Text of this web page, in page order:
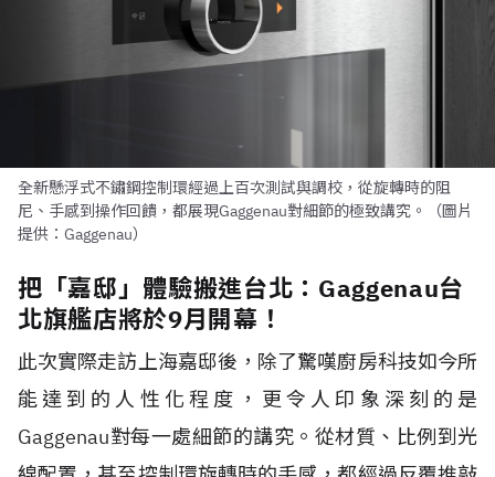
全新懸浮式不鏽鋼控制環經過上百次測試與調校，從旋轉時的阻
尼、手感到操作回饋，都展現Gaggenau對細節的極致講究。（圖片
提供：Gaggenau）
把「嘉邸」體驗搬進台北：Gaggenau台
北旗艦店將於9月開幕！
此次實際走訪上海嘉邸後，除了驚嘆廚房科技如今所
能達到的人性化程度，更令人印象深刻的是
Gaggenau對每一處細節的講究。從材質、比例到光